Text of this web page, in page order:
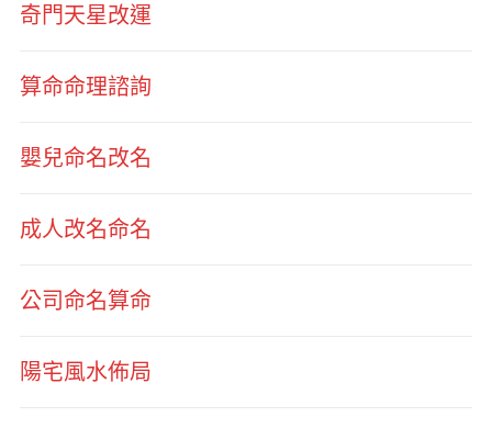
奇門天星改運
算命命理諮詢
嬰兒命名改名
成人改名命名
公司命名算命
陽宅風水佈局